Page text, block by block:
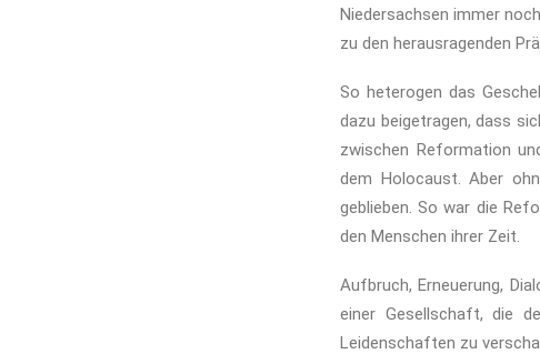
Niedersachsen immer
zu den herausragenden
So heterogen das
dazu beigetragen, dass
zwischen Reformation
dem Holocaust. Aber
geblieben. So war die
den Menschen ihrer Zeit.
Aufbruch, Erneuerung,
einer Gesellschaft, die
Leidenschaften zu